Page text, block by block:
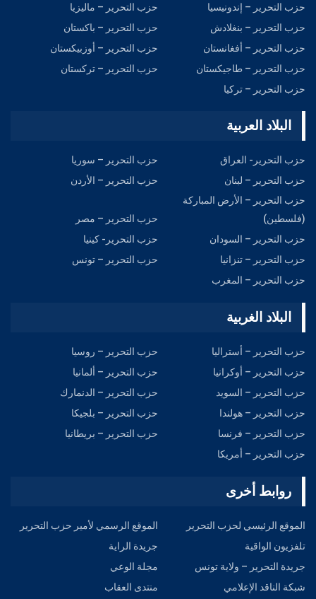
حزب التحرير – إندونيسيا
حزب التحرير – ماليزيا
حزب التحرير – بنغلادش
حزب التحرير – باكستان
حزب التحرير – أفغانستان
حزب التحرير – أوزبيكستان
حزب التحرير – طاجيكستان
حزب التحرير – تركستان
حزب التحرير – تركيا
البلاد العربية
حزب التحرير- العراق
حزب التحرير – سوريا
حزب التحرير – لبنان
حزب التحرير – الأردن
حزب التحرير – الأرض المباركة
(فلسطين)
حزب التحرير – مصر
حزب التحرير – السودان
حزب التحرير- كينيا
حزب التحرير – تنزانيا
حزب التحرير – تونس
حزب التحرير – المغرب
البلاد الغربية
حزب التحرير – أستراليا
حزب التحرير – روسيا
حزب التحرير – أوكرانيا
حزب التحرير – ألمانيا
حزب التحریر – السويد
حزب التحرير – الدنمارك
حزب التحرير – هولندا
حزب التحرير – بلجيكا
حزب التحرير – فرنسا
حزب التحرير – بريطانيا
حزب التحرير – أمريكا
روابط أخرى
الموقع الرئيسي لحزب التحرير
الموقع الرسمي لأمير حزب التحرير
تلفزيون الواقية
جريدة الراية
جريدة التحرير – ولاية تونس
مجلة الوعي
شبكة الناقد الإعلامي
منتدى العقاب